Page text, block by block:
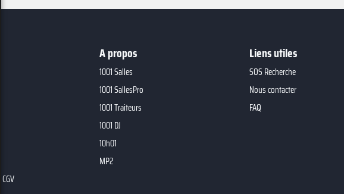
CGV
A propos
1001 Salles
1001 SallesPro
1001 Traiteurs
1001 DJ
10h01
MP2
Liens utiles
SOS Recherche
Nous contacter
FAQ